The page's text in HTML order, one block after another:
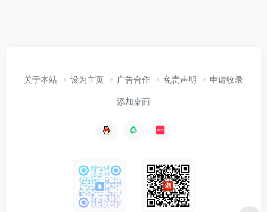
关于本站 设为主页 广告合作 免责声明 申请收录
添加桌面